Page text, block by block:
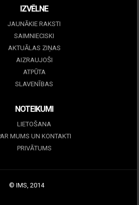
IZVĒLNE
JAUNĀKIE RAKSTI
SAIMNIECISKI
AKTUĀLAS ZIŅAS
AIZRAUJOŠI
ATPŪTA
SLAVENĪBAS
NOTEIKUMI
LIETOŠANA
MUMS UN KONTAKTI
PRIVĀTUMS
© IMS, 2014